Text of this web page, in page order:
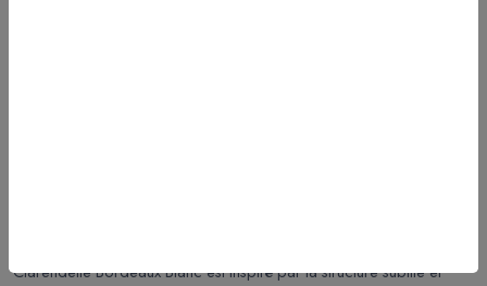
Clarendelle Bordeaux Blanc est inspiré par la structure subtile et